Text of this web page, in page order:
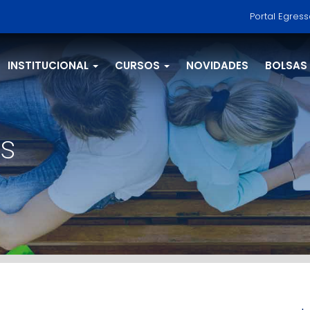
Portal
INSTITUCIONAL CURSOS NOVIDADES BOLSAS